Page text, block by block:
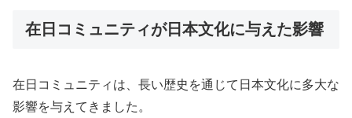
在日コミュニティが日本文化に与えた影響
在日コミュニティは、長い歴史を通じて日本文化に多大な
影響を与えてきました。